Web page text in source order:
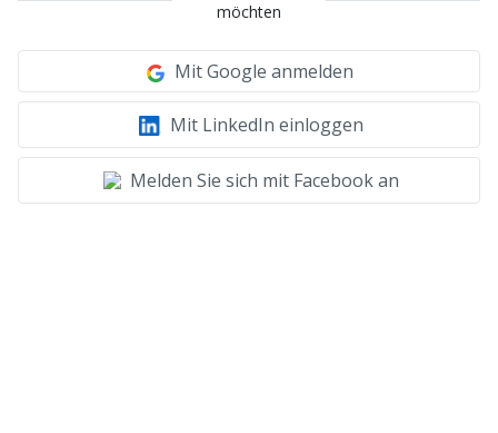
möchten
Mit Google anmelden
Mit LinkedIn einloggen
Melden Sie sich mit Facebook an